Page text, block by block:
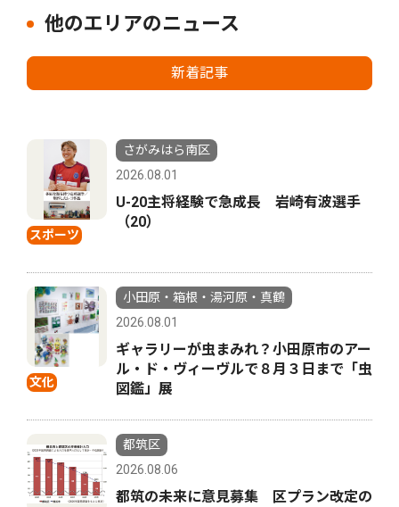
他のエリアのニュース
新着記事
スポーツ
さがみはら南区
2026.08.01
U-20主将経験で急成長 岩崎有波選手
（20）
文化
小田原・箱根・湯河原・真鶴
2026.08.01
ギャラリーが虫まみれ？小田原市のアー
ル・ド・ヴィーヴルで８月３日まで「虫
図鑑」展
都筑区
2026.08.06
都筑の未来に意見募集 区プラン改定の